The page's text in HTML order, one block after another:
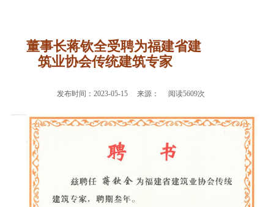
董事长蒋钦全受聘为福建省建
筑业协会传统建筑专家
发布时间：2023-05-15 来源： 阅读5609次